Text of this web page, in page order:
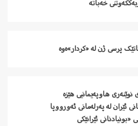
خەباتە
پرسی ژن لە «کردار»ەوە
نوێنەری هاوپەیمانیی هێزە
ئێران لە پەرلەمانی ئەورووپا
ئێرانێکی